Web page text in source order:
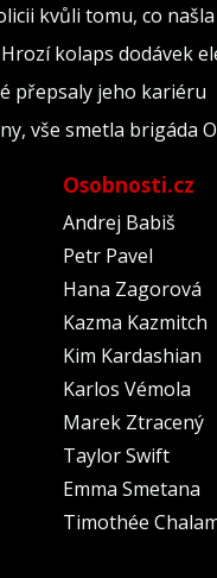
kvůli tomu, co
kolaps dodávek
přepsaly jeho kariéru
vše smetla brigáda
Osobnosti.cz
Andrej Babiš
Petr Pavel
Hana Zagorová
Kazma Kazmitch
Kim Kardashian
Karlos Vémola
Marek Ztracený
Taylor Swift
Emma Smetana
Timothée